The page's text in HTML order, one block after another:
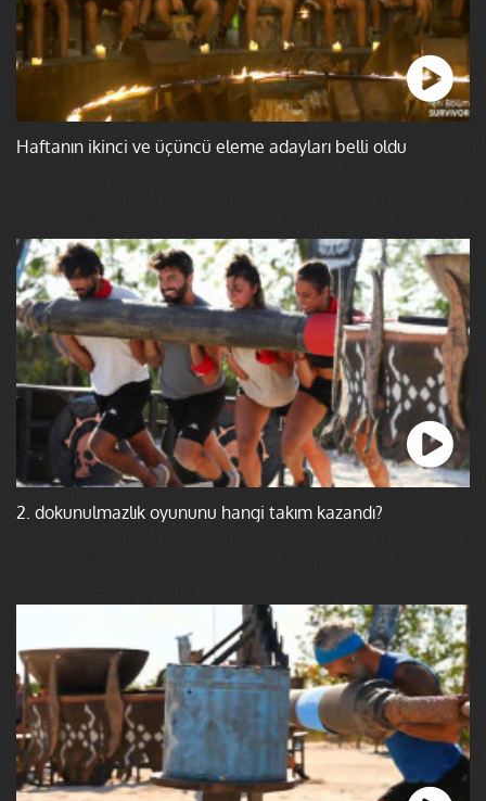
Haftanın ikinci ve üçüncü eleme adayları belli oldu
2. dokunulmazlık oyununu hangi takım kazandı?